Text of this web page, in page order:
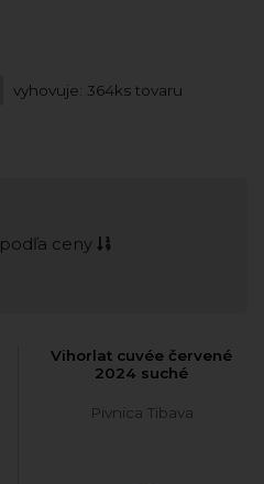
vyhovuje: 364ks tovaru
podľa ceny
Vihorlat cuvée červené
2024 suché
Pivnica Tibava